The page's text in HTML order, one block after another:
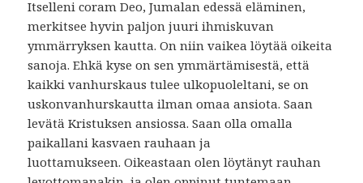
Itselleni coram Deo, Jumalan edessä eläminen,
merkitsee hyvin paljon juuri ihmiskuvan
ymmärryksen kautta. On niin vaikea löytää oikeita
sanoja. Ehkä kyse on sen ymmärtämisestä, että
kaikki vanhurskaus tulee ulkopuoleltani, se on
uskonvanhurskautta ilman omaa ansiota. Saan
levätä Kristuksen ansiossa. Saan olla omalla
paikallani kasvaen rauhaan ja
luottamukseen. Oikeastaan olen löytänyt rauhan